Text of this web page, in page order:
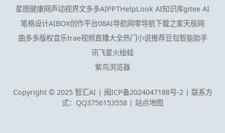
星图健康网声动视界文多多AIPPTHelpLook AI知识库gitee AI
笔格设计AIBOX创作平台08AI导航网零导航下载之家天极网
曲多多版权音乐trae视频直播大全热门小说推荐豆包智能助手
讯飞星火绘蛙
紫鸟浏览器
Copyright © 2025 智汇AI | 闽ICP备2024047188号-2 | 联系方
式：QQ3756153558 | 站点地图